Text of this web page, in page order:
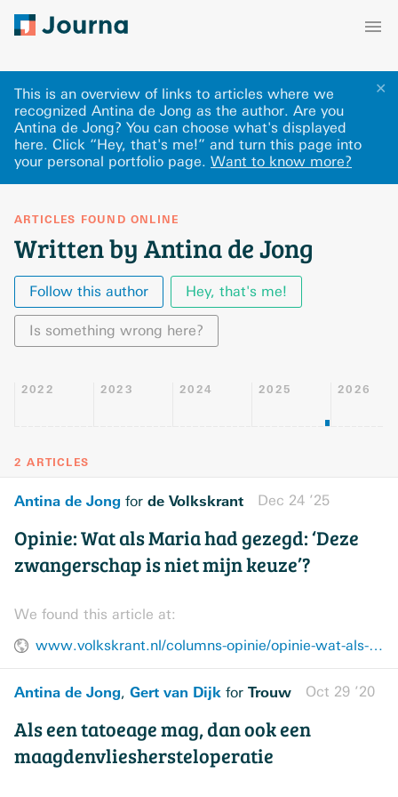
✕
This is an overview of links to articles where we
recognized Antina de Jong as the author. Are you
Antina de Jong? You can choose what's displayed
here. Click “Hey, that's me!” and turn this page into
your personal portfolio page. Want to know more?
ARTICLES FOUND ONLINE
Written by Antina de Jong
Follow this author Hey, that's me!
Is something wrong here?
2022 2023 2024 2025 2026
2 ARTICLES
Antina de Jong for de Volkskrant Dec 24 ’25
Opinie: Wat als Maria had gezegd: ‘Deze
zwangerschap is niet mijn keuze’?
We found this article at:
www.volkskrant.nl/columns-opinie/opinie-wat-als-maria-had-gezegd-deze-zwangerschap-is-niet-mijn-keuze~bfdaa9e5/
Antina de Jong, Gert van Dijk for Trouw Oct 29 ’20
Als een tatoeage mag, dan ook een
maagdenvlieshersteloperatie